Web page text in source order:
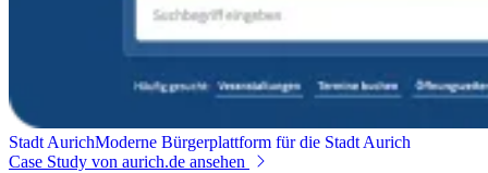
Stadt AurichModerne Bürgerplattform für die Stadt Aurich
Case Study von aurich.de ansehen